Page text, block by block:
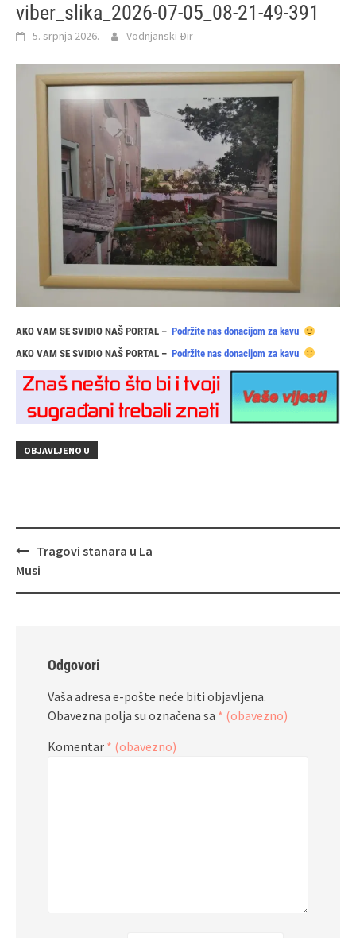
viber_slika_2026-07-05_08-21-49-391
5. srpnja 2026. Vodnjanski Đir
AKO VAM SE SVIDIO NAŠ PORTAL – Podržite nas donacijom za kavu
AKO VAM SE SVIDIO NAŠ PORTAL – Podržite nas donacijom za kavu
OBJAVLJENO U
Navigacija
objava
Tragovi stanara u La
Musi
Odgovori
Vaša adresa e-pošte neće biti objavljena.
Obavezna polja su označena sa * (obavezno)
Komentar * (obavezno)